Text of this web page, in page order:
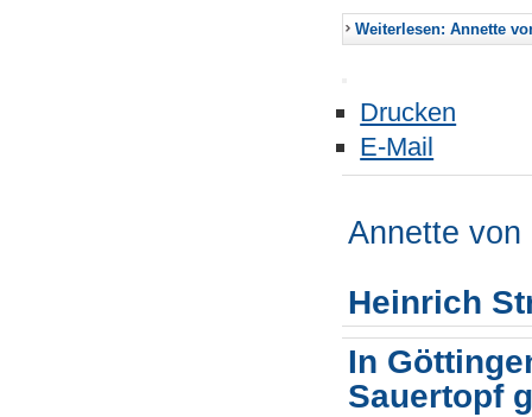
Weiterlesen: Annette
Drucken
E-Mail
Annette
Heinrich
In
Sauertopf